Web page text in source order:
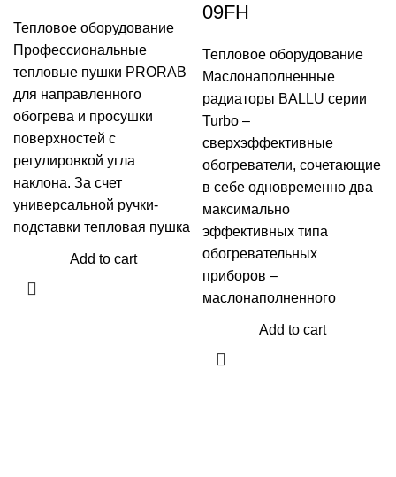
Тепловое оборудование
Профессиональные
тепловые пушки PRORAB
для направленного
обогрева и просушки
поверхностей с
регулировкой угла
наклона. За счет
универсальной ручки-
подставки тепловая пушка
Add to cart
09FH
Тепловое оборудование
Маслонаполненные
радиаторы BALLU серии
Turbo –
сверхэффективные
обогреватели, сочетающие
в себе одновременно два
максимально
эффективных типа
обогревательных
приборов –
маслонаполненного
Add to cart